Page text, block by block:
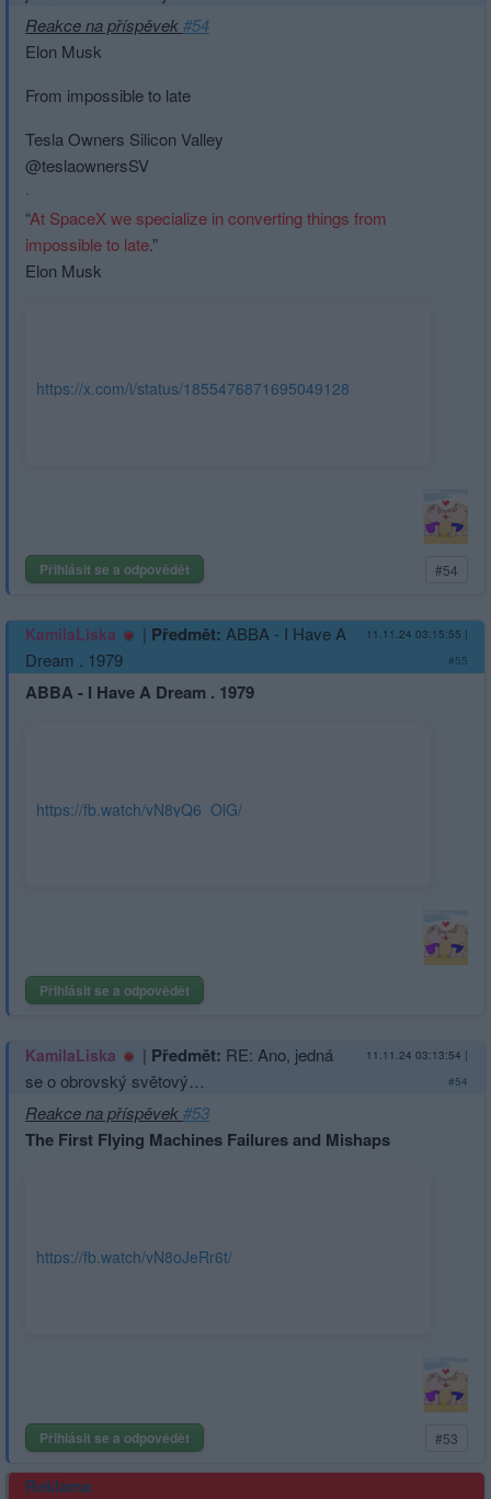
Reakce na příspěvek#54
Elon Musk
From impossible to late
Tesla Owners Silicon Valley
@teslaownersSV
·
“At SpaceX we specialize in converting things from
impossible to late.”
Elon Musk
https://x.com/i/status/1855476871695049128
Přihlásit se a odpovědět #54
KamilaLiska | Předmět: ABBA - I Have A
Dream . 1979
11.11.24 03:15:55 |
#55
ABBA - I Have A Dream . 1979
https://fb.watch/vN8yQ6_OlG/
Přihlásit se a odpovědět
KamilaLiska | Předmět: RE: Ano, jedná
se o obrovský světový…
11.11.24 03:13:54 |
#54
Reakce na příspěvek#53
The First Flying Machines Failures and Mishaps
https://fb.watch/vN8oJeRr6t/
Přihlásit se a odpovědět #53
Reklama